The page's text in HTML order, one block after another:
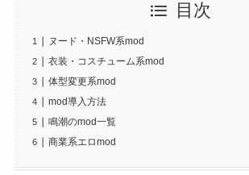
目次
ヌード・NSFW系mod
衣装・コスチューム系mod
体型変更系mod
mod導入方法
鳴潮のmod一覧
商業系エロmod